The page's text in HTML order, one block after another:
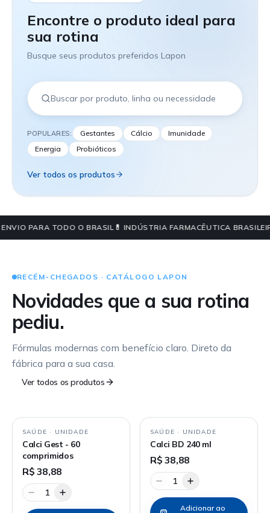
Encontre o produto ideal para
sua rotina
Busque seus produtos preferidos Lapon
POPULARES: Gestantes Cálcio
Imunidade
Energia
Probióticos
Ver todos os produtos
PARA TODO O BRASIL💊 INDÚSTRIA FARMACÊUTICA
RECÉM-CHEGADOS · CATÁLOGO LAPON
Novidades que a sua rotina
pediu.
Fórmulas modernas com benefício claro. Direto da
fábrica para a sua casa.
Ver todos os produtos
SAÚDE · UNIDADE
Calci Gest - 60
comprimidos
R$ 38,88
1
SAÚDE · UNIDADE
Calci BD 240 ml
R$ 38,88
1
Adicionar ao